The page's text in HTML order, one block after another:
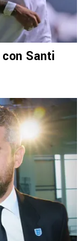
Santi